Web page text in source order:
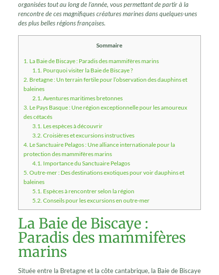
organisées tout au long de l’année, vous permettant de partir à la
rencontre de ces magnifiques créatures marines dans quelques-unes
des plus belles régions françaises.
Sommaire
1. La Baie de Biscaye : Paradis des mammifères marins
1.1. Pourquoi visiter la Baie de Biscaye ?
2. Bretagne : Un terrain fertile pour l’observation des dauphins et
baleines
2.1. Aventures maritimes bretonnes
3. Le Pays Basque : Une région exceptionnelle pour les amoureux
des cétacés
3.1. Les espèces à découvrir
3.2. Croisières et excursions instructives
4. Le Sanctuaire Pelagos : Une alliance internationale pour la
protection des mammifères marins
4.1. Importance du Sanctuaire Pelagos
5. Outre-mer : Des destinations exotiques pour voir dauphins et
baleines
5.1. Espèces à rencontrer selon la région
5.2. Conseils pour les excursions en outre-mer
La Baie de Biscaye :
Paradis des mammifères
marins
Située entre la Bretagne et la côte cantabrique, la Baie de Biscaye